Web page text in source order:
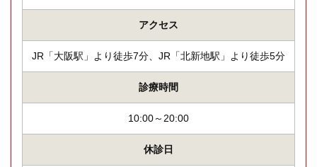
アクセス
JR「大阪駅」より徒歩7分、JR「北新地駅」より徒歩5分
診療時間
10:00～20:00
休診日